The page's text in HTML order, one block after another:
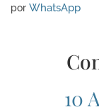
por WhatsApp
10